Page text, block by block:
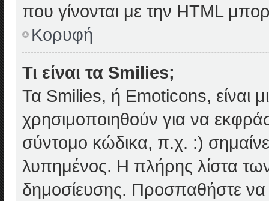
που γίνονται με την HTML
Κορυφή
Τι είναι τα Smilies;
Τα Smilies, ή Emoticons, είναι
χρησιμοποιηθούν για να
σύντομο κώδικα, π.χ. :)
λυπημένος. Η πλήρης λίστα
δημοσίευσης. Προσπαθήστε να